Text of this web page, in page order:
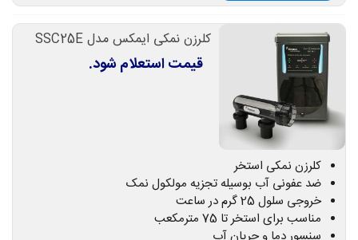
کلرزن نمکی ایمکس مدل SSC25E
قیمت استعلام شود.
کلرزن نمکی استخر
ضد عفونی آب بوسیله تجزیه مولکول نمک
خروجی سلول 25 گرم در ساعت
مناسب برای استخر تا 75 مترمکعب